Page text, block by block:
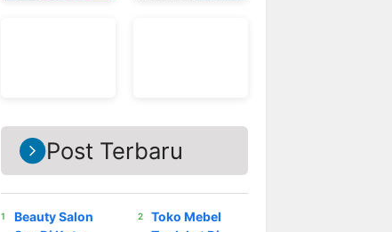
Post Terbaru
Beauty Salon
Toko Mebel